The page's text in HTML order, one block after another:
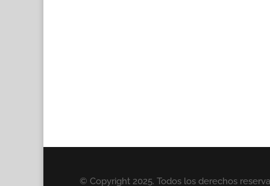
© Copyright 2025. Todos los derechos